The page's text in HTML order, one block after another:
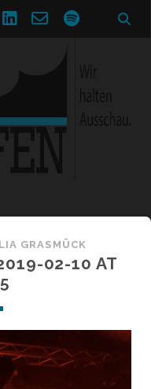
linkedin
email-spotify
GRASMÜCK
02-10 AT